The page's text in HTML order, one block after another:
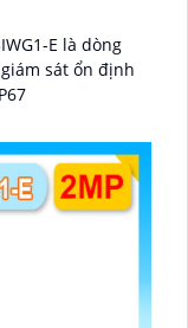
E là dòng
sát ổn định